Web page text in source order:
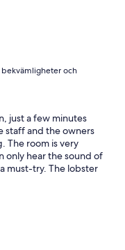
och
just a few minutes
staff and the owners
The room is very
only hear the sound of
must-try. The lobster